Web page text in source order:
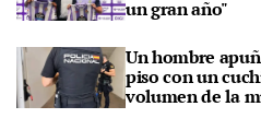
un gran año"
Un hombre
piso con un
volumen de la